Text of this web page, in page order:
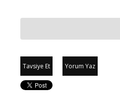
Tavsiye Et Yorum Yaz